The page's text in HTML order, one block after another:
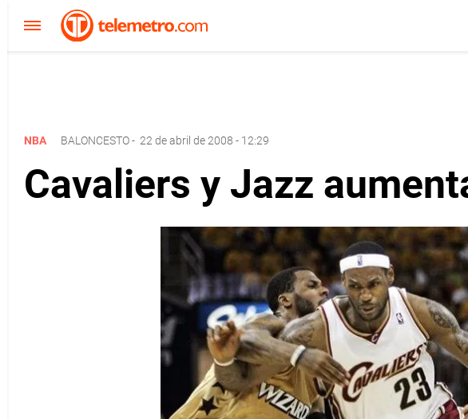
NBA BALONCESTO- 22 de abril de 2008 - 12:29
Cavaliers y Jazz